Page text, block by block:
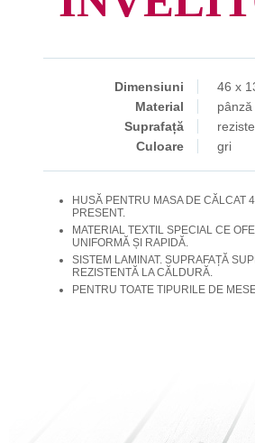
Dimensiuni
46 x
Material
pânză
Suprafață
Culoare
gri
HUSĂ PENTRU MASA DE CĂLCAT
PRESENT.
MATERIAL TEXTIL SPECIAL CE
UNIFORMĂ ȘI RAPIDĂ.
SISTEM LAMINAT. SUPRAFAȚĂ
REZISTENTĂ LA CĂLDURĂ.
PENTRU TOATE TIPURILE DE